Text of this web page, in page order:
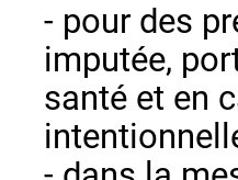
- pour des
imputée,
santé et en